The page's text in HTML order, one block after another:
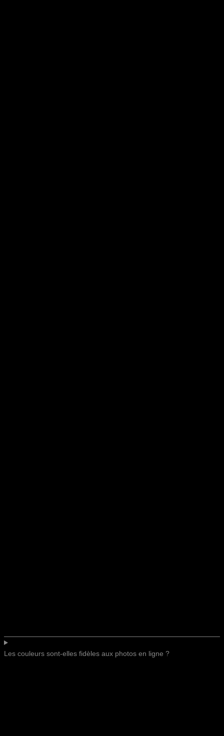
Les couleurs sont-elles fidèles aux photos en ligne ?